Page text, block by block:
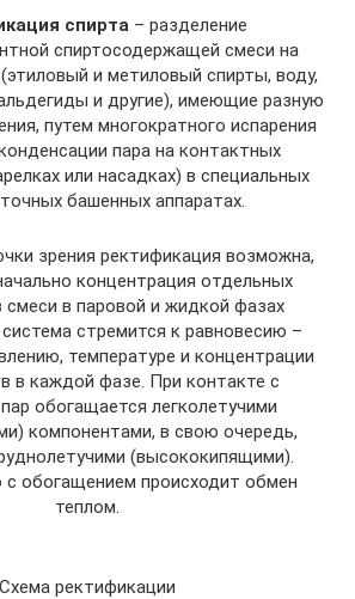
спирта– разделение
спиртосодержащей смеси на
и метиловый спирты, воду,
и другие), имеющие разную
путем многократного испарения
пара на контактных
или насадках) в специальных
башенных аппаратах.
зрения ректификация возможна,
концентрация отдельных
смеси в паровой и жидкой фазах
стремится к равновесию –
температуре и концентрации
в каждой фазе. При контакте с
обогащается легколетучими
компонентами, в свою очередь,
(высококипящими).
обогащением происходит обмен
теплом.
Схема ректификации